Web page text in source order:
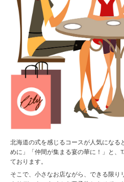
北海道の式を感じるコースが人気になる
めに」「仲間が集まる宴の華に！」と、
ております。
そこで、小さなお店ながら、できる限り